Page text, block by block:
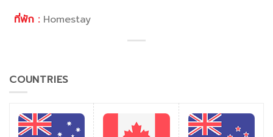
ที่พัก :Homestay
COUNTRIES